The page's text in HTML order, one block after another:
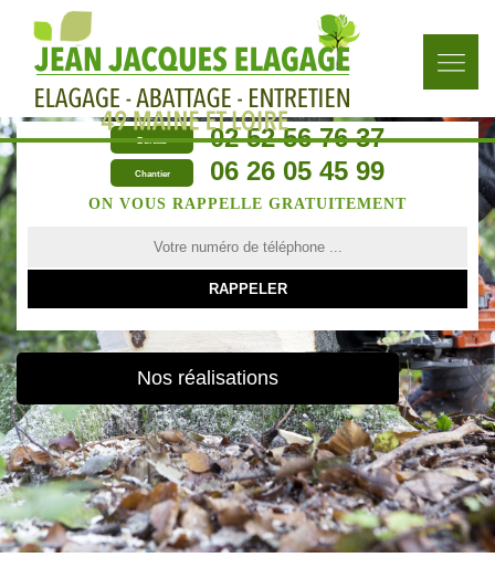
Bureau 02 52 56 76 37
Chantier 06 26 05 45 99
ON VOUS RAPPELLE GRATUITEMENT
Nos réalisations